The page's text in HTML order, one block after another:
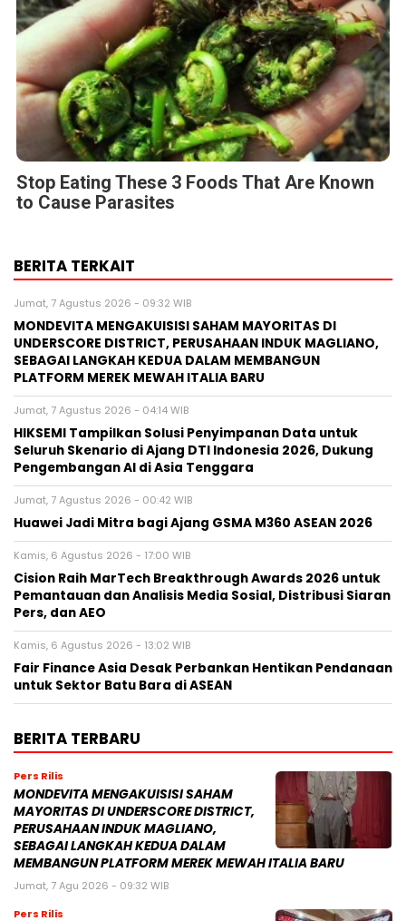
Stop Eating These 3 Foods That Are Known
to Cause Parasites
BERITA TERKAIT
Jumat, 7 Agustus 2026 - 09:32 WIB
MONDEVITA MENGAKUISISI SAHAM MAYORITAS DI
UNDERSCORE DISTRICT, PERUSAHAAN INDUK MAGLIANO,
SEBAGAI LANGKAH KEDUA DALAM MEMBANGUN
PLATFORM MEREK MEWAH ITALIA BARU
Jumat, 7 Agustus 2026 - 04:14 WIB
HIKSEMI Tampilkan Solusi Penyimpanan Data untuk
Seluruh Skenario di Ajang DTI Indonesia 2026, Dukung
Pengembangan AI di Asia Tenggara
Jumat, 7 Agustus 2026 - 00:42 WIB
Huawei Jadi Mitra bagi Ajang GSMA M360 ASEAN 2026
Kamis, 6 Agustus 2026 - 17:00 WIB
Cision Raih MarTech Breakthrough Awards 2026 untuk
Pemantauan dan Analisis Media Sosial, Distribusi Siaran
Pers, dan AEO
Kamis, 6 Agustus 2026 - 13:02 WIB
Fair Finance Asia Desak Perbankan Hentikan Pendanaan
untuk Sektor Batu Bara di ASEAN
BERITA TERBARU
Pers Rilis
MONDEVITA MENGAKUISISI SAHAM
MAYORITAS DI UNDERSCORE DISTRICT,
PERUSAHAAN INDUK MAGLIANO,
SEBAGAI LANGKAH KEDUA DALAM
MEMBANGUN PLATFORM MEREK MEWAH ITALIA BARU
Jumat, 7 Agu 2026 - 09:32 WIB
Pers Rilis